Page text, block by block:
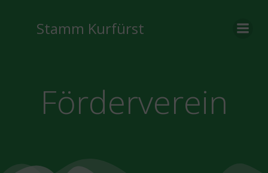
springen
Stamm Kurfürst
Förderverein